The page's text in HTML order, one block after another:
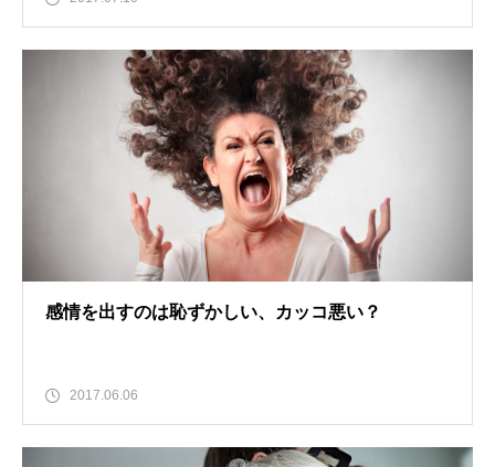
感情を出すのは恥ずかしい、カッコ悪い？
2017.06.06